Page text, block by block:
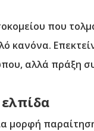
που
κανόνα.
αλλά πράξη
μορφή